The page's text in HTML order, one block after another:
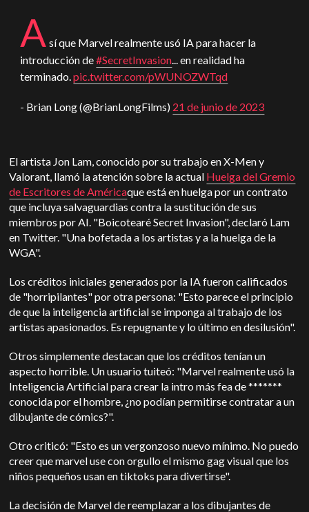
A sí que Marvel realmente usó IA para hacer la
introducción de#SecretInvasion ... en realidad ha
terminado.pic.twitter.com/pWUNOZWTqd
- Brian Long (@BrianLongFilms) 21 de junio de 2023
El artista Jon Lam, conocido por su trabajo en X-Men y
Valorant, llamó la atención sobre la actual Huelga del Gremio
de Escritores de Américaque está en huelga por un contrato
que incluya salvaguardias contra la sustitución de sus
miembros por AI. "Boicotearé Secret Invasion", declaró Lam
en Twitter. "Una bofetada a los artistas y a la huelga de la
WGA".
Los créditos iniciales generados por la IA fueron calificados
de "horripilantes" por otra persona: "Esto parece el principio
de que la inteligencia artificial se imponga al trabajo de los
artistas apasionados. Es repugnante y lo último en desilusión".
Otros simplemente destacan que los créditos tenían un
aspecto horrible. Un usuario tuiteó: "Marvel realmente usó la
Inteligencia Artificial para crear la intro más fea de *******
conocida por el hombre, ¿no podían permitirse contratar a un
dibujante de cómics?".
Otro criticó: "Esto es un vergonzoso nuevo mínimo. No puedo
creer que marvel use con orgullo el mismo gag visual que los
niños pequeños usan en tiktoks para divertirse".
La decisión de Marvel de reemplazar a los dibujantes de